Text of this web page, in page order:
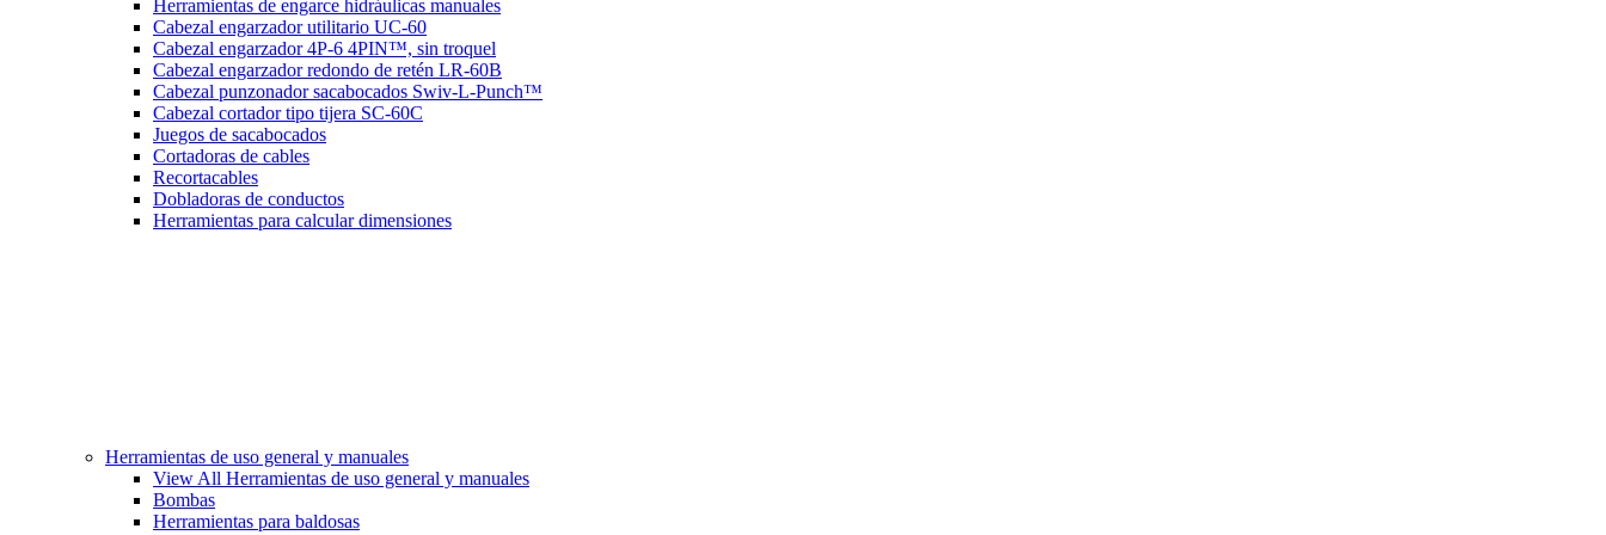
Herramientas de engarce hidráulicas manuales
Cabezal engarzador utilitario UC-60
Cabezal engarzador 4P-6 4PIN™, sin troquel
Cabezal engarzador redondo de retén LR-60B
Cabezal punzonador sacabocados Swiv-L-Punch™
Cabezal cortador tipo tijera SC-60C
Juegos de sacabocados
Cortadoras de cables
Recortacables
Dobladoras de conductos
Herramientas para calcular dimensiones
Herramientas de uso general y manuales
View All Herramientas de uso general y manuales
Bombas
Herramientas para baldosas